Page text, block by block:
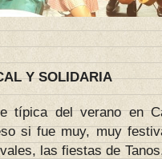
Y SOLIDARIA
típica del verano en
si fue muy, muy
las fiestas de